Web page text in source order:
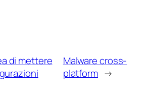
di mettere
Malware cross-
platform →